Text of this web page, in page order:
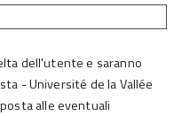
dell'utente e saranno
- Université de la Vallée
alle eventuali